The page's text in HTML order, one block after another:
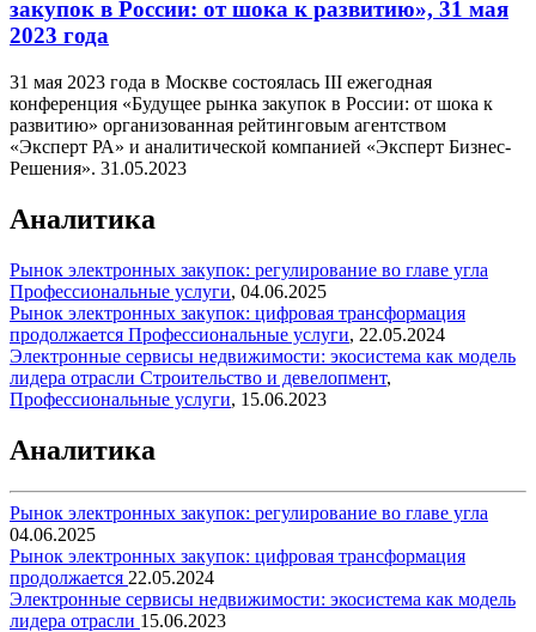
закупок в России: от шока к развитию», 31 мая
2023 года
31 мая 2023 года в Москве состоялась III ежегодная
конференция «Будущее рынка закупок в России: от шока к
развитию» организованная рейтинговым агентством
«Эксперт РА» и аналитической компанией «Эксперт Бизнес-
Решения». 31.05.2023
Аналитика
Рынок электронных закупок: регулирование во главе угла
Профессиональные услуги, 04.06.2025
Рынок электронных закупок: цифровая трансформация
продолжается Профессиональные услуги, 22.05.2024
Электронные сервисы недвижимости: экосистема как модель
лидера отрасли Строительство и девелопмент,
Профессиональные услуги, 15.06.2023
Аналитика
Рынок электронных закупок: регулирование во главе угла
04.06.2025
Рынок электронных закупок: цифровая трансформация
продолжается 22.05.2024
Электронные сервисы недвижимости: экосистема как модель
лидера отрасли 15.06.2023